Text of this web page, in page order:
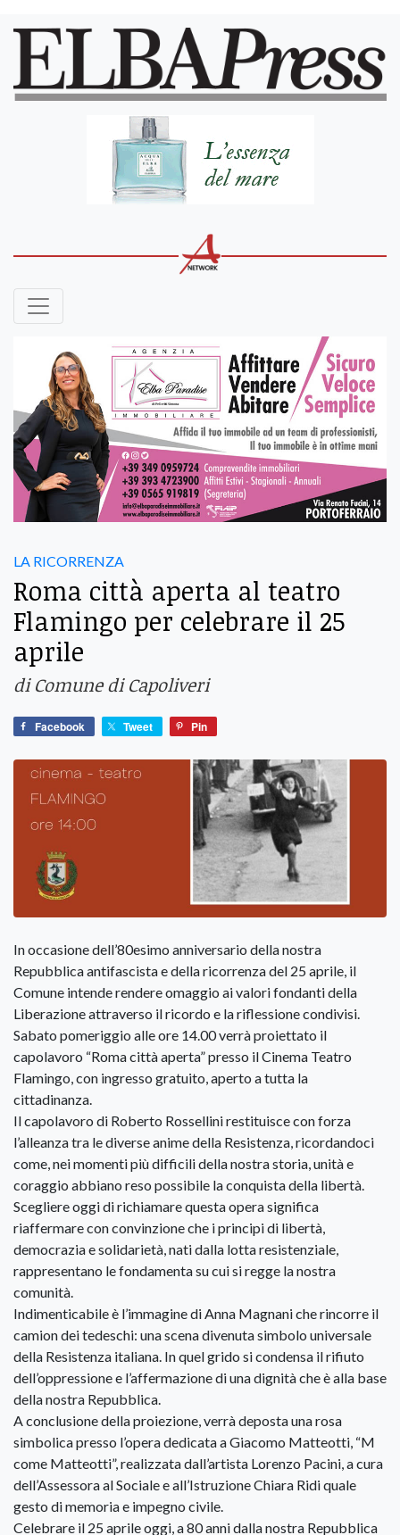
LA RICORRENZA
Roma città aperta al teatro
Flamingo per celebrare il 25
aprile
di Comune di Capoliveri
Facebook Tweet Pin
In occasione dell’80esimo anniversario della nostra
Repubblica antifascista e della ricorrenza del 25 aprile, il
Comune intende rendere omaggio ai valori fondanti della
Liberazione attraverso il ricordo e la riflessione condivisi.
Sabato pomeriggio alle ore 14.00 verrà proiettato il
capolavoro “Roma città aperta” presso il Cinema Teatro
Flamingo, con ingresso gratuito, aperto a tutta la
cittadinanza.
Il capolavoro di Roberto Rossellini restituisce con forza
l’alleanza tra le diverse anime della Resistenza, ricordandoci
come, nei momenti più difficili della nostra storia, unità e
coraggio abbiano reso possibile la conquista della libertà.
Scegliere oggi di richiamare questa opera significa
riaffermare con convinzione che i principi di libertà,
democrazia e solidarietà, nati dalla lotta resistenziale,
rappresentano le fondamenta su cui si regge la nostra
comunità.
Indimenticabile è l’immagine di Anna Magnani che rincorre il
camion dei tedeschi: una scena divenuta simbolo universale
della Resistenza italiana. In quel grido si condensa il rifiuto
dell’oppressione e l’affermazione di una dignità che è alla base
della nostra Repubblica.
A conclusione della proiezione, verrà deposta una rosa
simbolica presso l’opera dedicata a Giacomo Matteotti, “M
come Matteotti”, realizzata dall’artista Lorenzo Pacini, a cura
dell’Assessora al Sociale e all’Istruzione Chiara Ridi quale
gesto di memoria e impegno civile.
Celebrare il 25 aprile oggi, a 80 anni dalla nostra Repubblica